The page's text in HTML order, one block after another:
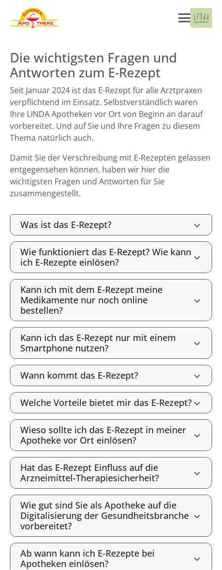
Die wichtigsten Fragen und
Antworten zum E-Rezept
Seit Januar 2024 ist das E-Rezept für alle Arztpraxen
verpflichtend im Einsatz. Selbstverständlich waren
Ihre LINDA Apotheken vor Ort von Beginn an darauf
vorbereitet. Und auf Sie und Ihre Fragen zu diesem
Thema natürlich auch.
Damit Sie der Verschreibung mit E-Rezepten gelassen
entgegensehen können, haben wir hier die
wichtigsten Fragen und Antworten für Sie
zusammengestellt.
Was ist das E-Rezept?
Wie funktioniert das E-Rezept? Wie kann
ich E-Rezepte einlösen?
Kann ich mit dem E-Rezept meine
Medikamente nur noch online
bestellen?
Kann ich das E-Rezept nur mit einem
Smartphone nutzen?
Wann kommt das E-Rezept?
Welche Vorteile bietet mir das E-Rezept?
Wieso sollte ich das E-Rezept in meiner
Apotheke vor Ort einlösen?
Hat das E-Rezept Einfluss auf die
Arzneimittel-Therapiesicherheit?
Wie gut sind Sie als Apotheke auf die
Digitalisierung der Gesundheitsbranche
vorbereitet?
Ab wann kann ich E-Rezepte bei
Apotheken einlösen?